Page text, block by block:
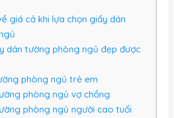
giá cả khi lựa chọn giấy dán
dán tường phòng ngủ đẹp được
phòng ngủ trẻ em
phòng ngủ vợ chồng
phòng ngủ người cao tuổi